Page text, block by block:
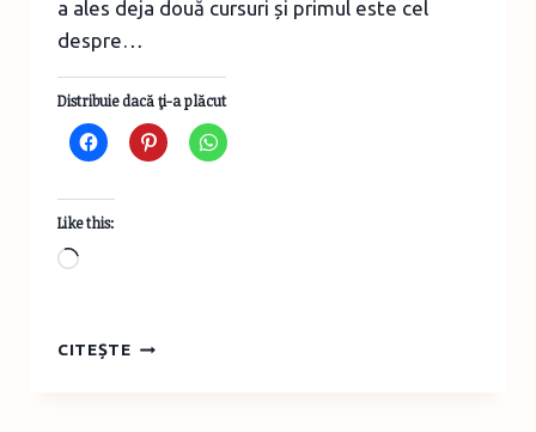
a ales deja două cursuri și primul este cel
despre…
Distribuie dacă ţi-a plăcut
Like this:
Loading…
CITEȘTECURSURI